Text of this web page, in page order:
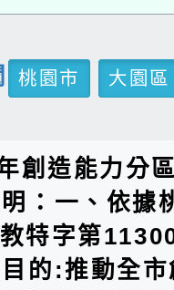
桃園市
大園區
創造能力分
：一、依據
特字第
的:推動全